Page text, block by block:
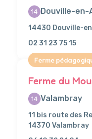
14 Douville-en-
14430 Douville-
02 31 23 75 15
Ferme
Ferme du
14 Valambray
11 bis route des
14370 Valambray